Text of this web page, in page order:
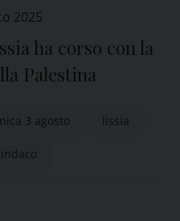
2025
ha corso con la
Palestina
3 agosto lissia